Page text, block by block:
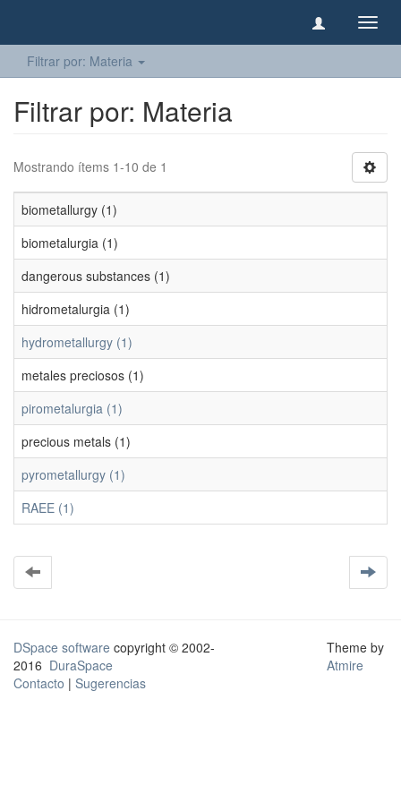
Filtrar por: Materia
Filtrar por: Materia
Mostrando ítems 1-10 de 1
biometallurgy (1)
biometalurgia (1)
dangerous substances (1)
hidrometalurgia (1)
hydrometallurgy (1)
metales preciosos (1)
pirometalurgia (1)
precious metals (1)
pyrometallurgy (1)
RAEE (1)
DSpace software copyright © 2002-
2016 DuraSpace
Contacto | Sugerencias
Theme by
Atmire